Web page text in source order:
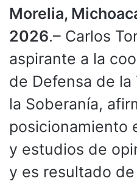
Morelia,
2026.– Carlos
aspirante a la
de Defensa de
la Soberanía,
posicionamiento
y estudios de
y es resultado